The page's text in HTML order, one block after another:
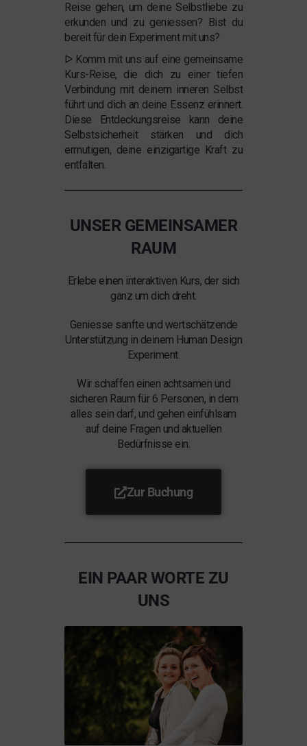
Reise gehen, um deine Selbstliebe zu
erkunden und zu geniessen? Bist du
bereit für dein Experiment mit uns?
ᐅ Komm mit uns auf eine gemeinsame
Kurs-Reise, die dich zu einer tiefen
Verbindung mit deinem inneren Selbst
führt und dich an deine Essenz erinnert.
Diese Entdeckungsreise kann deine
Selbstsicherheit stärken und dich
ermutigen, deine einzigartige Kraft zu
entfalten.
UNSER GEMEINSAMER
RAUM
Erlebe einen interaktiven Kurs, der sich
ganz um dich dreht.
Geniesse sanfte und wertschätzende
Unterstützung in deinem Human Design
Experiment.
Wir schaffen einen achtsamen und
sicheren Raum für 6 Personen, in dem
alles sein darf, und gehen einfühlsam
auf deine Fragen und aktuellen
Bedürfnisse ein.
Zur Buchung
EIN PAAR WORTE ZU
UNS